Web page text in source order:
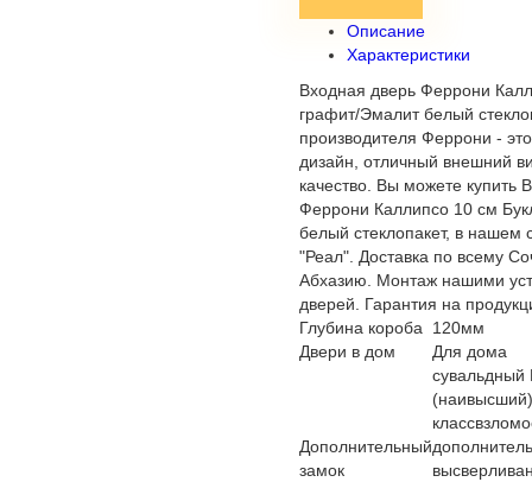
Описание
Характеристики
Входная дверь Феррони
графит/Эмалит белый
производителя Феррони -
дизайн, отличный внешний
качество. Вы можете купить
Феррони Каллипсо 10 см
белый стеклопакет, в нашем
"Реал". Доставка по всему
Абхазию. Монтаж нашими
дверей. Гарантия на
Глубина короба
120мм
Двери в дом
Для дома
Дополнительный
замок
сувальдный